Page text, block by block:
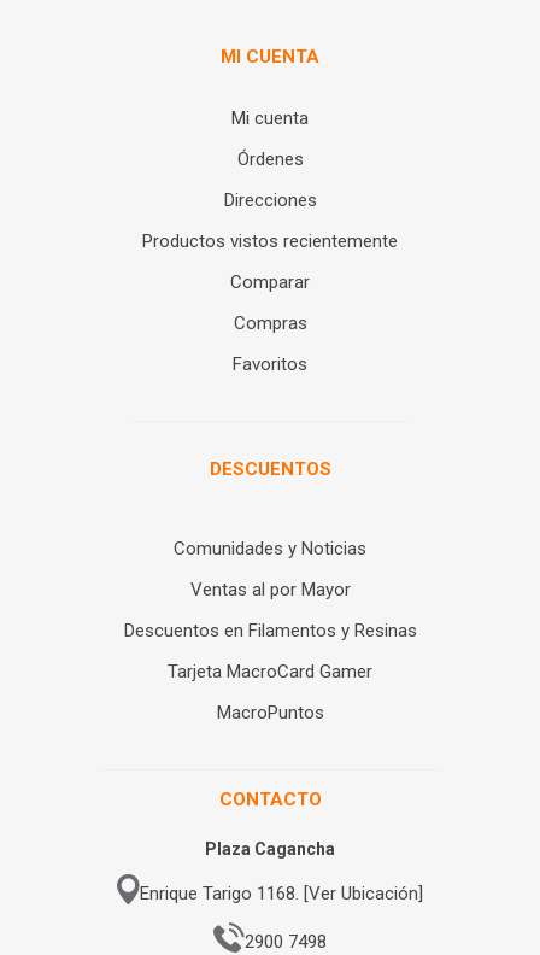
MI CUENTA
Mi cuenta
Órdenes
Direcciones
Productos vistos recientemente
Comparar
Compras
Favoritos
DESCUENTOS
Comunidades y Noticias
Ventas al por Mayor
Descuentos en Filamentos y Resinas
Tarjeta MacroCard Gamer
MacroPuntos
CONTACTO
Plaza Cagancha
Enrique Tarigo 1168. [Ver Ubicación]
2900 7498